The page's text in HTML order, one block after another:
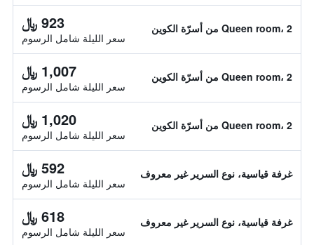
Queen room، 2 من أسرّة الكوين 923 ﷼
سعر الليلة شامل الرسوم
Queen room، 2 من أسرّة الكوين 1,007 ﷼
سعر الليلة شامل الرسوم
Queen room، 2 من أسرّة الكوين 1,020 ﷼
سعر الليلة شامل الرسوم
غرفة قياسية، نوع السرير غير معروف 592 ﷼
سعر الليلة شامل الرسوم
غرفة قياسية، نوع السرير غير معروف 618 ﷼
سعر الليلة شامل الرسوم